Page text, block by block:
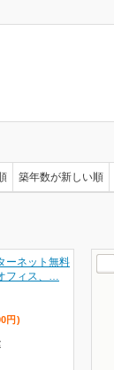
築年数が新しい順
ーネット無料
フィス、…
円 )